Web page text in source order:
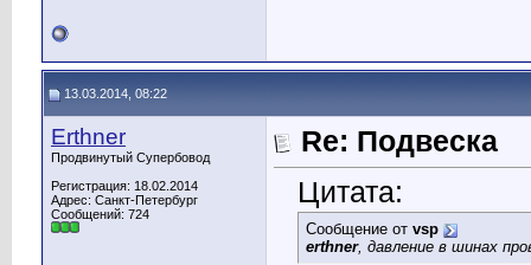
13.03.2014, 08:22
Erthner
Продвинутый Супербовод
Регистрация: 18.02.2014
Адрес: Санкт-Петербург
Сообщений: 724
Re: Подвеска
Цитата:
Сообщение от vsp
erthner, давление в шинах